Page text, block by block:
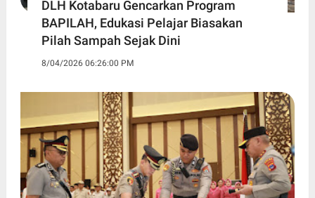
DLH Kotabaru Gencarkan Program
BAPILAH, Edukasi Pelajar Biasakan
Pilah Sampah Sejak Dini
8/04/2026 06:26:00 PM